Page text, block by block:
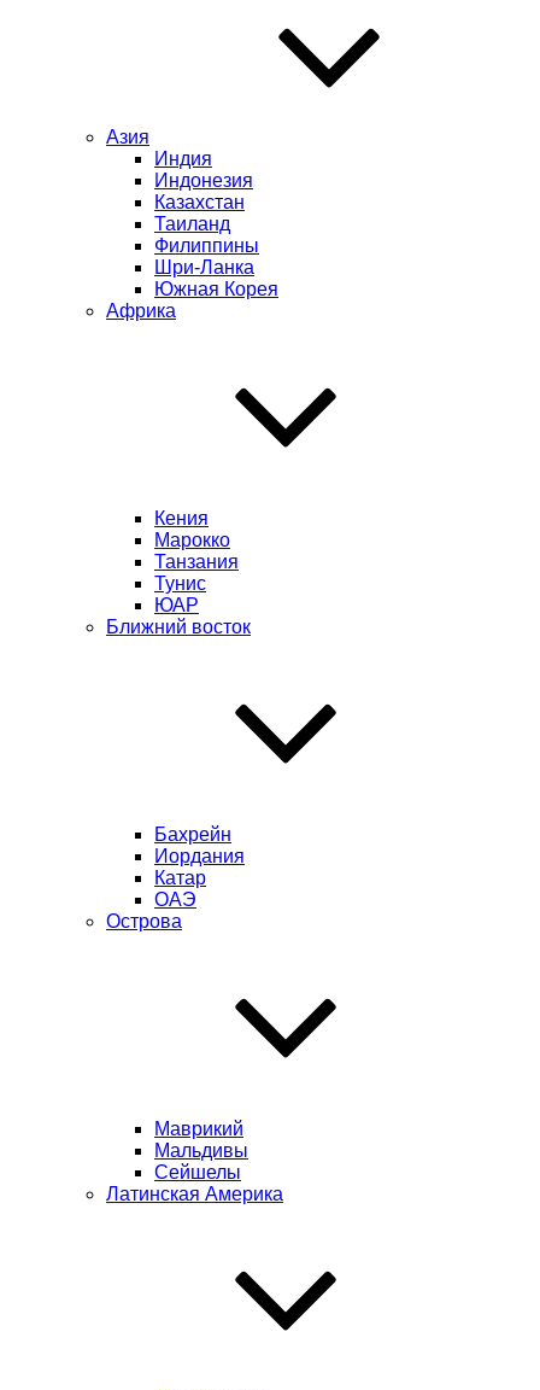
Азия
Индия
Индонезия
Казахстан
Таиланд
Филиппины
Шри-Ланка
Южная Корея
Африка
Кения
Марокко
Танзания
Тунис
ЮАР
Ближний восток
Бахрейн
Иордания
Катар
ОАЭ
Острова
Маврикий
Мальдивы
Сейшелы
Латинская Америка